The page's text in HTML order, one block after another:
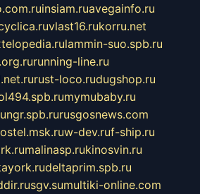
insiam.ruavegainfo.ru
vlast16.rukorru.net
lammin-suo.spb.ru
running-line.ru
rust-loco.rudugshop.ru
mymubaby.ru
ngr.spb.rurusgosnews.com
w-dev.ruf-ship.ru
malinasp.rukinosvin.ru
deltaprim.spb.ru
sgv.sumultiki-online.com